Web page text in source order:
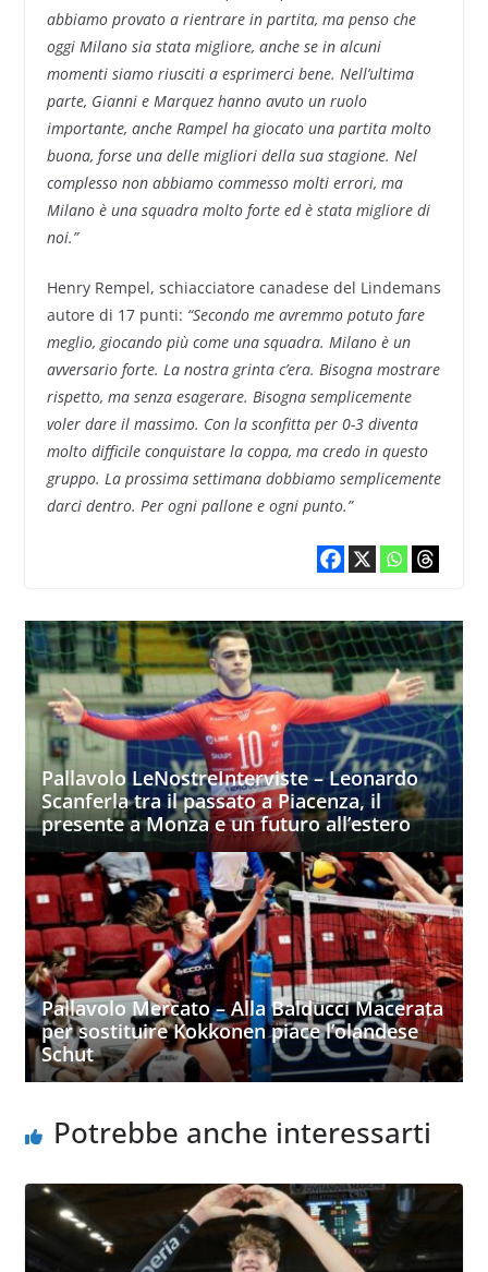
abbiamo provato a rientrare in partita, ma penso che
oggi Milano sia stata migliore, anche se in alcuni
momenti siamo riusciti a esprimerci bene. Nell’ultima
parte, Gianni e Marquez hanno avuto un ruolo
importante, anche Rampel ha giocato una partita molto
buona, forse una delle migliori della sua stagione. Nel
complesso non abbiamo commesso molti errori, ma
Milano è una squadra molto forte ed è stata migliore di
noi.”
Henry Rempel, schiacciatore canadese del Lindemans
autore di 17 punti: “Secondo me avremmo potuto fare
meglio, giocando più come una squadra. Milano è un
avversario forte. La nostra grinta c’era. Bisogna mostrare
rispetto, ma senza esagerare. Bisogna semplicemente
voler dare il massimo. Con la sconfitta per 0-3 diventa
molto difficile conquistare la coppa, ma credo in questo
gruppo. La prossima settimana dobbiamo semplicemente
darci dentro. Per ogni pallone e ogni punto.”
Pallavolo LeNostreInterviste – Leonardo
Scanferla tra il passato a Piacenza, il
presente a Monza e un futuro all’estero
Pallavolo Mercato – Alla Balducci Macerata
per sostituire Kokkonen piace l’olandese
Schut
Potrebbe anche interessarti